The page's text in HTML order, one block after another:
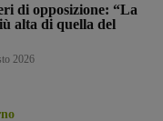
di opposizione: “La
alta di quella del
2026